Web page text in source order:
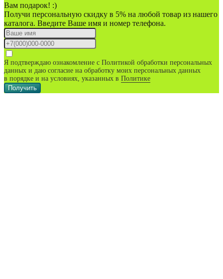
Вам подарок! :)
Получи персональную скидку в 5% на любой товар из нашего
каталога. Введите Ваше имя и номер телефона.
Я подтверждаю ознакомление с Политикой обработки персональных
данных и даю согласие на обработку моих персональных данных
в порядке и на условиях, указанных в Политике
Получить